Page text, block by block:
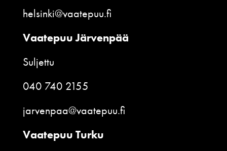
helsinki@vaatepuu.fi
Vaatepuu Järvenpää
Suljettu
040 740 2155
jarvenpaa@vaatepuu.fi
Vaatepuu Turku